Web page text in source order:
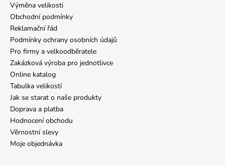
Výměna velikosti
Obchodní podmínky
Reklamační řád
Podmínky ochrany osobních údajů
Pro firmy a velkoodběratele
Zakázková výroba pro jednotlivce
Online katalog
Tabulka velikostí
Jak se starat o naše produkty
Doprava a platba
Hodnocení obchodu
Věrnostní slevy
Moje objednávka